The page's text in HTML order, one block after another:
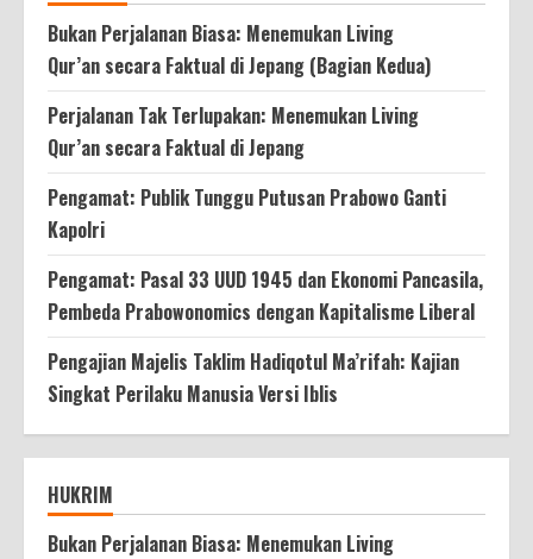
Bukan Perjalanan Biasa: Menemukan Living
Qur’an secara Faktual di Jepang (Bagian Kedua)
Perjalanan Tak Terlupakan: Menemukan Living
Qur’an secara Faktual di Jepang
Pengamat: Publik Tunggu Putusan Prabowo Ganti
Kapolri
Pengamat: Pasal 33 UUD 1945 dan Ekonomi Pancasila,
Pembeda Prabowonomics dengan Kapitalisme Liberal
Pengajian Majelis Taklim Hadiqotul Ma’rifah: Kajian
Singkat Perilaku Manusia Versi Iblis
HUKRIM
Bukan Perjalanan Biasa: Menemukan Living